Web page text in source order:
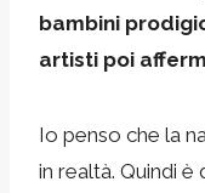
bambini
artisti poi
Io penso che la
in realtà. Quindi è